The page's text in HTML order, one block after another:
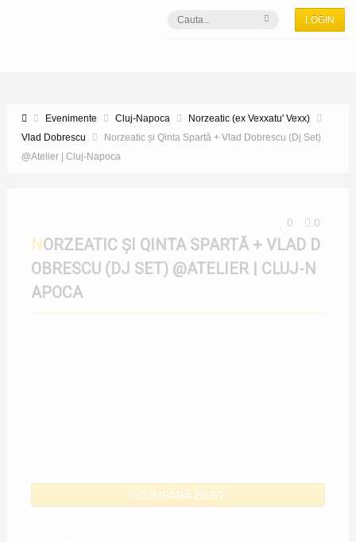
LOGIN
Evenimente Cluj-Napoca
Norzeatic (ex Vexxatu' Vexx)
Vlad Dobrescu
Norzeatic și Qinta Spartă + Vlad Dobrescu (Dj Set)
@Atelier | Cluj-Napoca
0 0
NORZEATIC ȘI QINTA SPARTĂ + VLAD D
OBRESCU (DJ SET) @ATELIER | CLUJ-N
APOCA
CUMPĂRĂ BILET